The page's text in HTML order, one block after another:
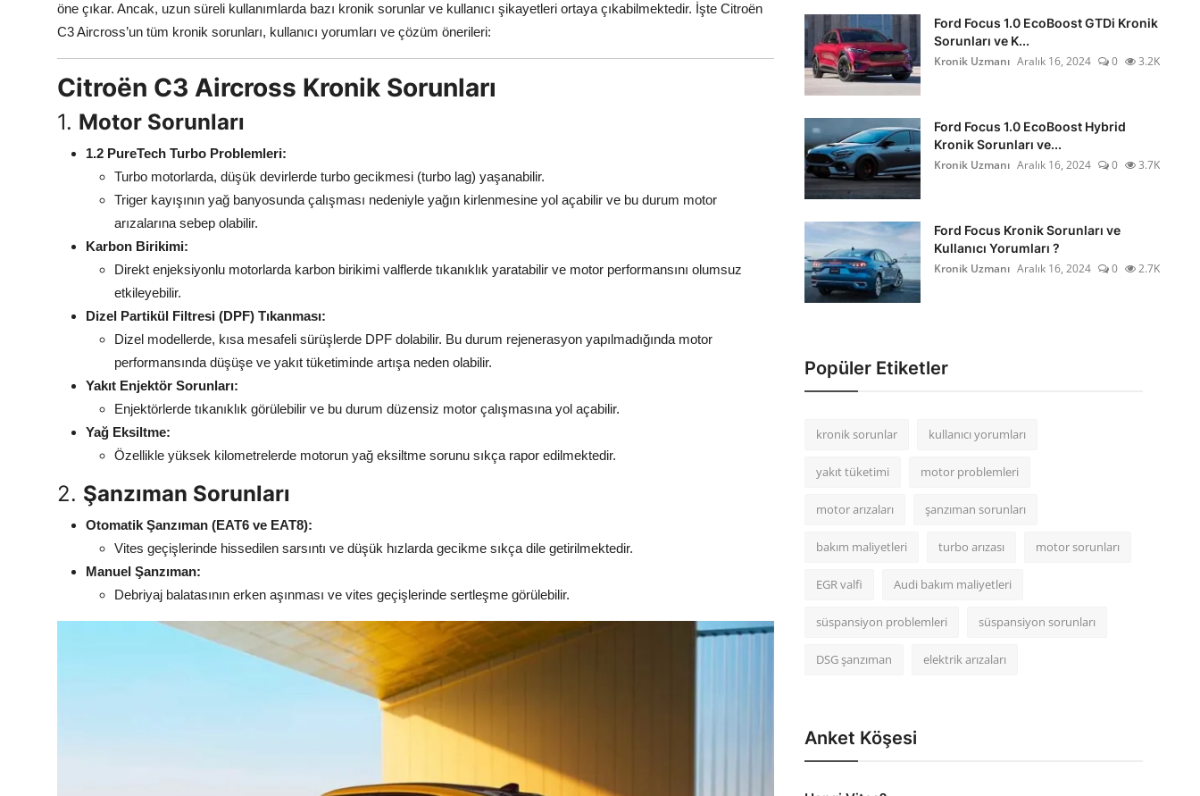
öne çıkar. Ancak, uzun süreli kullanımlarda bazı kronik sorunlar ve kullanıcı şikayetleri ortaya çıkabilmektedir. İşte Citroën
C3 Aircross’un tüm kronik sorunları, kullanıcı yorumları ve çözüm önerileri:
Citroën C3 Aircross Kronik Sorunları
1. Motor Sorunları
1.2 PureTech Turbo Problemleri:
Turbo motorlarda, düşük devirlerde turbo gecikmesi (turbo lag) yaşanabilir.
Triger kayışının yağ banyosunda çalışması nedeniyle yağın kirlenmesine yol açabilir ve bu durum motor
arızalarına sebep olabilir.
Karbon Birikimi:
Direkt enjeksiyonlu motorlarda karbon birikimi valflerde tıkanıklık yaratabilir ve motor performansını olumsuz
etkileyebilir.
Dizel Partikül Filtresi (DPF) Tıkanması:
Dizel modellerde, kısa mesafeli sürüşlerde DPF dolabilir. Bu durum rejenerasyon yapılmadığında motor
performansında düşüşe ve yakıt tüketiminde artışa neden olabilir.
Yakıt Enjektör Sorunları:
Enjektörlerde tıkanıklık görülebilir ve bu durum düzensiz motor çalışmasına yol açabilir.
Yağ Eksiltme:
Özellikle yüksek kilometrelerde motorun yağ eksiltme sorunu sıkça rapor edilmektedir.
2. Şanzıman Sorunları
Otomatik Şanzıman (EAT6 ve EAT8):
Vites geçişlerinde hissedilen sarsıntı ve düşük hızlarda gecikme sıkça dile getirilmektedir.
Manuel Şanzıman:
Debriyaj balatasının erken aşınması ve vites geçişlerinde sertleşme görülebilir.
Ford Focus 1.0 EcoBoost GTDi Kronik
Sorunları ve K...
Kronik Uzmanı Aralık 16, 2024 0 3.2K
Ford Focus 1.0 EcoBoost Hybrid
Kronik Sorunları ve...
Kronik Uzmanı Aralık 16, 2024 0 3.7K
Ford Focus Kronik Sorunları ve
Kullanıcı Yorumları ?
Kronik Uzmanı Aralık 16, 2024 0 2.7K
Popüler Etiketler
kronik sorunlar kullanıcı yorumları
yakıt tüketimi motor problemleri
motor arızaları şanzıman sorunları
bakım maliyetleri turbo arızası motor sorunları
EGR valfi Audi bakım maliyetleri
süspansiyon problemleri süspansiyon sorunları
DSG şanzıman elektrik arızaları
Anket Köşesi